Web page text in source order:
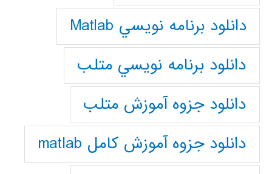
دانلود برنامه نويسي Matlab
دانلود برنامه نويسي متلب
دانلود جزوه آموزش متلب
دانلود جزوه آموزش کامل matlab